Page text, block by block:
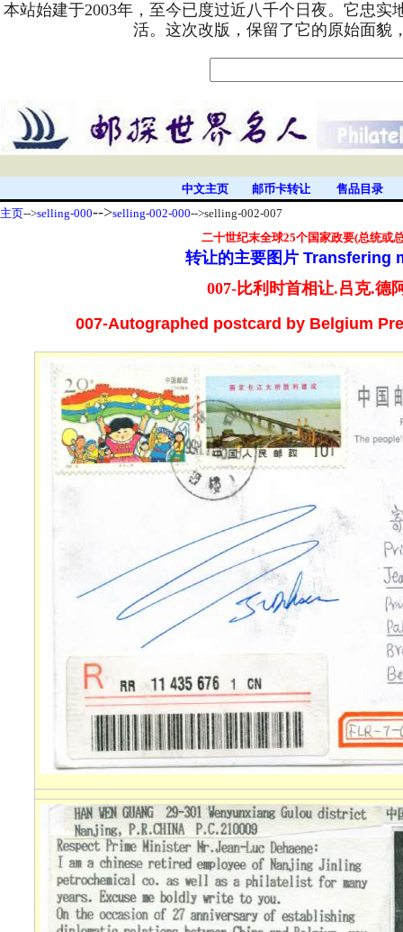
本站始建于2003年，至今已度过近八千个日夜。它忠
活。这次改版，保留了它的原始面貌
中文主页 邮币卡转让
售品目录
主页-->selling-000-->selling-002-000-->selling-002-007
二十世纪末全球25个国家政要(总统或
转让的主要图片 Transfering
007-比利时首相让.吕克.德
007-Autographed postcard by Belgium